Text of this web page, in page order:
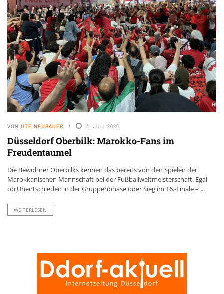
VON UTE NEUBAUER 4. JULI 2026
Düsseldorf Oberbilk: Marokko-Fans im
Freudentaumel
Die Bewohner Oberbilks kennen das bereits von den Spielen der
Marokkanischen Mannschaft bei der Fußballweltmeisterschaft. Egal
ob Unentschieden in der Gruppenphase oder Sieg im 16.-Finale – ...
WEITERLESEN